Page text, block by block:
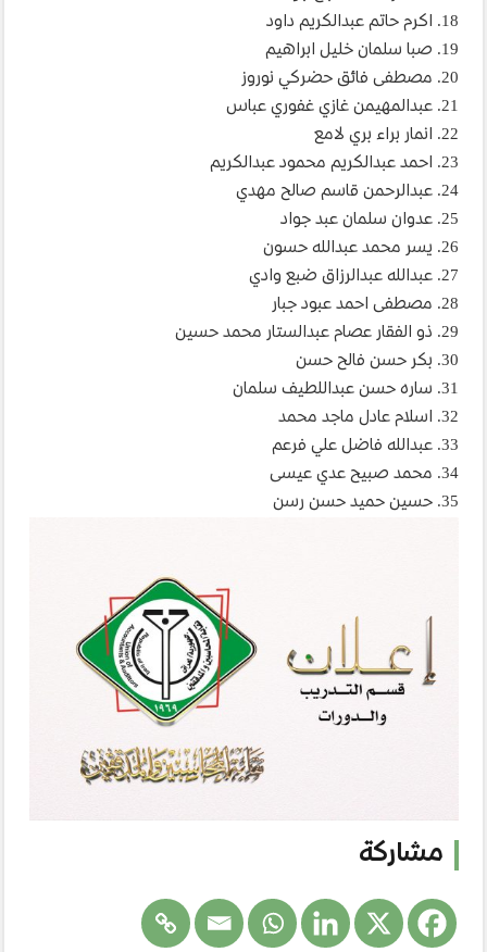
18. اكرم حاتم عبدالكريم داود
19. صبا سلمان خليل ابراهيم
20. مصطفى فائق حضركي نوروز
21. عبدالمهيمن غازي غفوري عباس
22. انمار براء بري لامع
23. احمد عبدالكريم محمود عبدالكريم
24. عبدالرحمن قاسم صالح مهدي
25. عدوان سلمان عبد جواد
26. يسر محمد عبدالله حسون
27. عبدالله عبدالرزاق ضبع وادي
28. مصطفى احمد عبود جبار
29. ذو الفقار عصام عبدالستار محمد حسين
30. بكر حسن فالح حسن
31. ساره حسن عبداللطيف سلمان
32. اسلام عادل ماجد محمد
33. عبدالله فاضل علي فرعم
34. محمد صبيح عدي عيسى
35. حسين حميد حسن رسن
مشاركة